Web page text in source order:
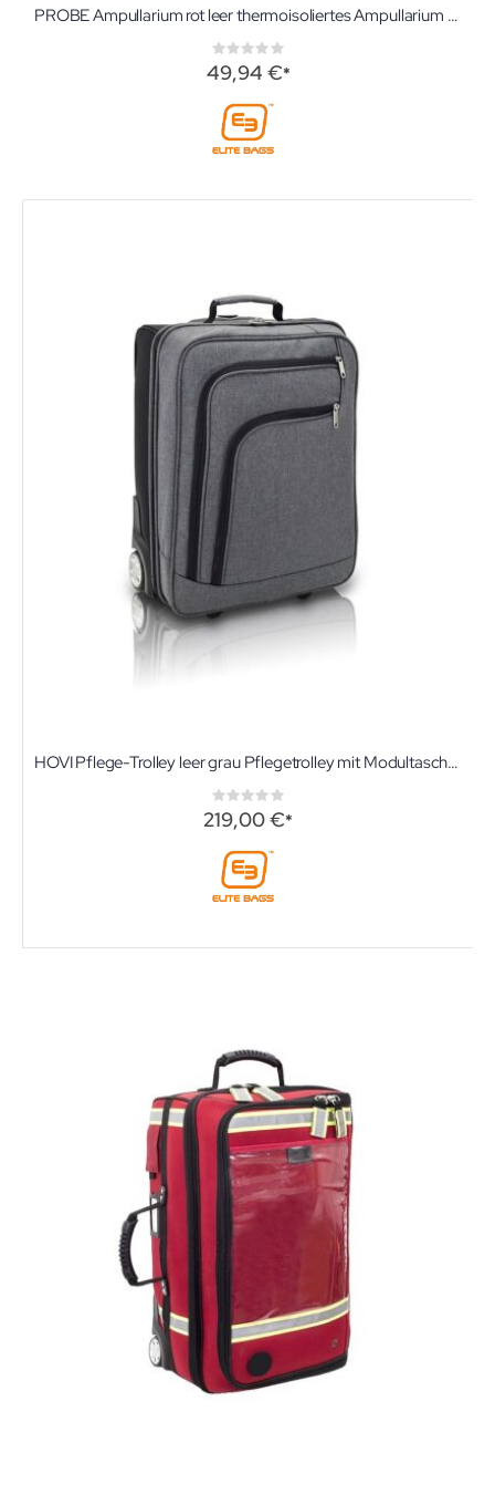
PROBE Ampullarium rot leer thermoisoliertes Ampullarium von Elite-Bags für 158 Ampullen
Rating:
0%
49,94 €
HOVI Pflege-Trolley leer grau Pflegetrolley mit Modultasche und Ampullarium von Elite-Bags
Rating:
0%
219,00 €